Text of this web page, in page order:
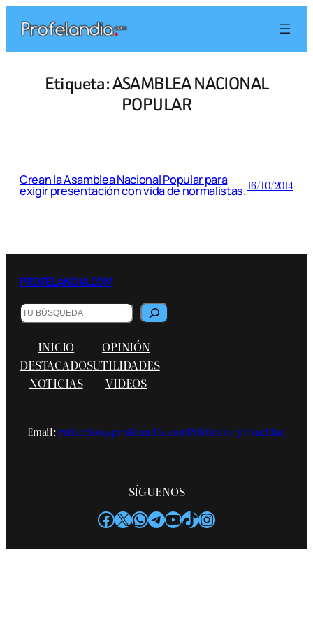
contenido
Etiqueta:ASAMBLEA NACIONAL
POPULAR
Crean la Asamblea Nacional Popular para
exigir presentación con vida de normalistas.16/10/2014
PROFELANDIA.COM
Buscar
INICIO
DESTACADOS
NOTICIAS
OPINIÓN
UTILIDADES
VIDEOS
Email:redaccion@profelandia.comPolítica de privacidad
SÍGUENOS
Facebook
X WhatsApp
Telegram
YouTube
TikTok
Instagram